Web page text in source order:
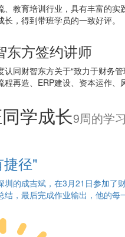
、教育培训行业，具有丰富的
，得到带班学员的一致好评。
东方签约讲师
认同财智东方关于“致力于财务
程再造、ERP建设、资本运作
学成长9周的学
径"
圳的成吉斌，在3月21日参加了
结，最后完成作业输出，他的